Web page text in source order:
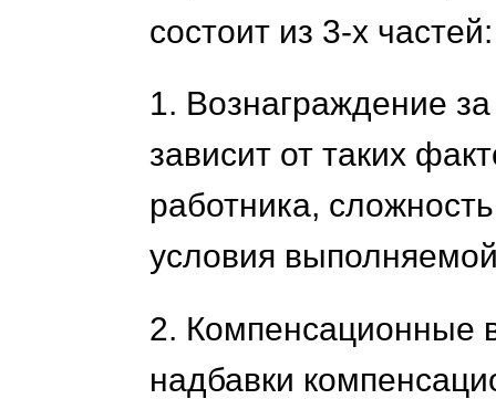
состоит из 3-х частей:
1. Вознаграждение
зависит от таких
работника,
условия
2. Компенсационные
надбавки